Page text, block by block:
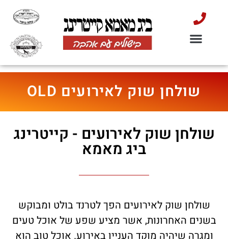
שולחן שוק לאירועים OLD
שולחן שוק לאירועים - קייטרינג
ביג מאמא​
שולחן שוק לאירועים הפך לטרנד בולט ומבוקש
בשנים האחרונות, אשר מציע שפע של אוכל טעים
ומגרה שיהיה מוקד העניין באירוע. אוכל טוב הוא